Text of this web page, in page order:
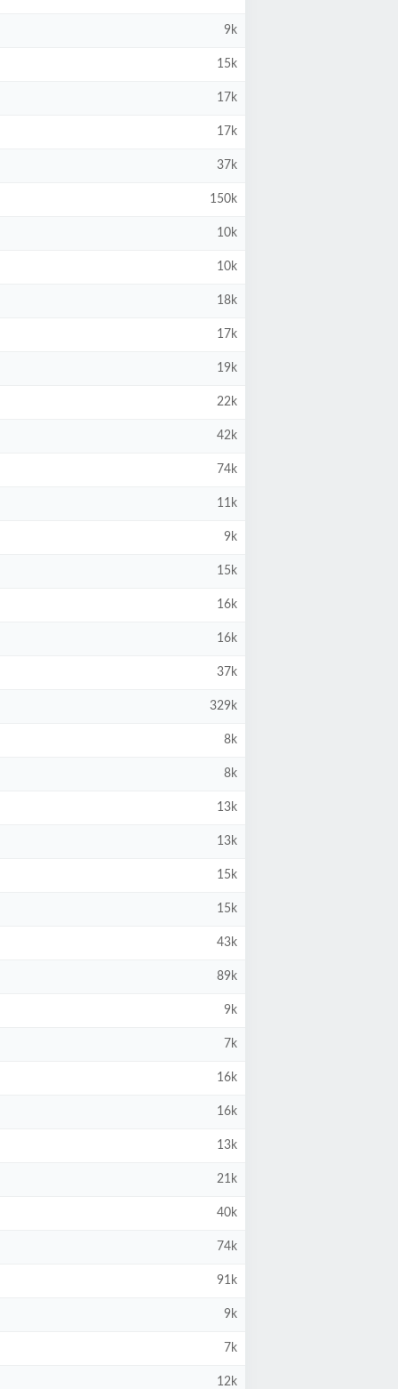
9k
15k
17k
17k
37k
150k
10k
10k
18k
17k
19k
22k
42k
74k
11k
9k
15k
16k
16k
37k
329k
8k
8k
13k
13k
15k
15k
43k
89k
9k
7k
16k
16k
13k
21k
40k
74k
91k
9k
7k
12k